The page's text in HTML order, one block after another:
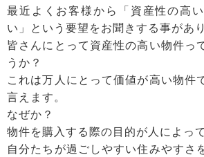
最近よくお客様から「資産性の高
い」という要望をお聞きする事があ
皆さんにとって資産性の高い物件っ
うか？
これは万人にとって価値が高い物件
言えます。
なぜか？
物件を購入する際の目的が人によっ
自分たちが過ごしやすい住みやすさ